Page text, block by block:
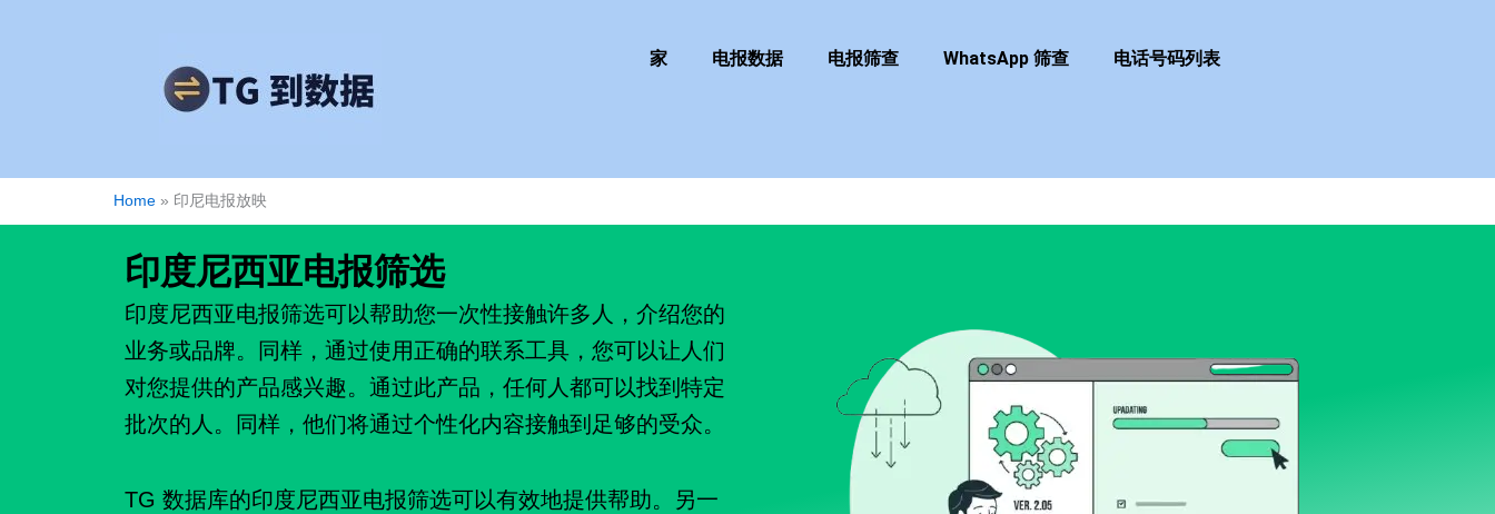
家 电报数据 电报筛查 WhatsApp 筛查 电话号码列表
Home » 印尼电报放映
印度尼西亚电报筛选
印度尼西亚电报筛选可以帮助您一次性接触许多人，介绍您的
业务或品牌。同样，通过使用正确的联系工具，您可以让人们
对您提供的产品感兴趣。通过此产品，任何人都可以找到特定
批次的人。同样，他们将通过个性化内容接触到足够的受众。
TG 数据库的印度尼西亚电报筛选可以有效地提供帮助。另一